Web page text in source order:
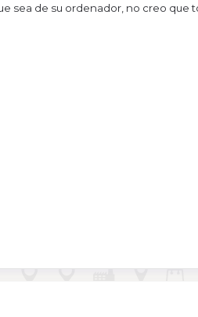
sea de su ordenador, no creo que